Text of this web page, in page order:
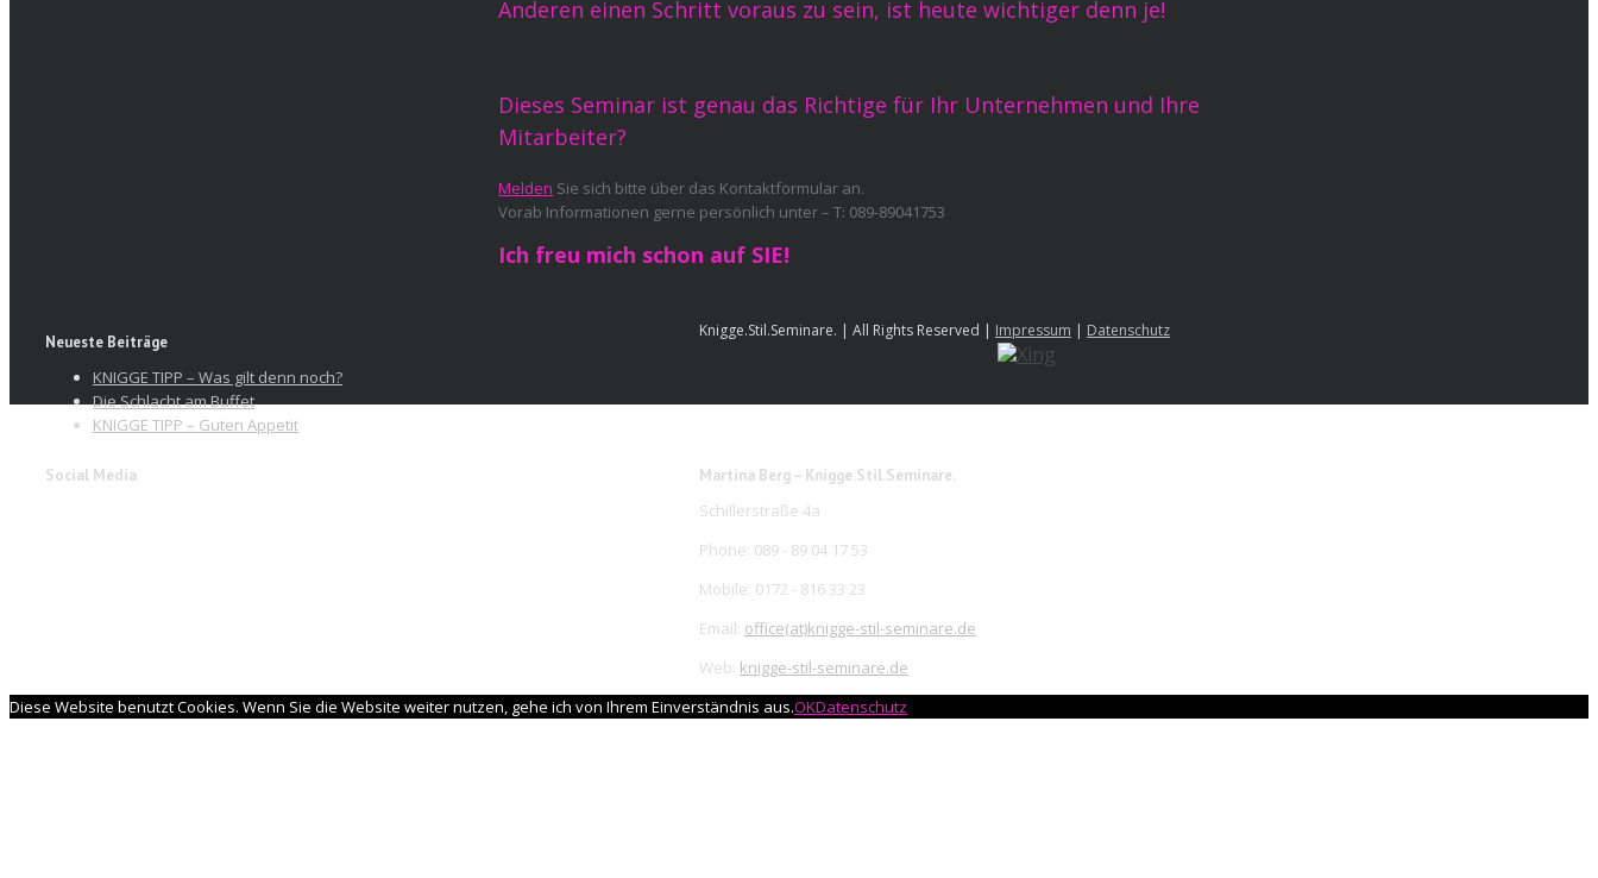
Anderen einen Schritt voraus zu sein, ist heute wichtiger denn je!
Dieses Seminar ist genau das Richtige für Ihr Unternehmen und Ihre
Mitarbeiter?
Melden Sie sich bitte über das Kontaktformular an.
Vorab Informationen gerne persönlich unter – T: 089-89041753
Ich freu mich schon auf SIE!
Neueste Beiträge
KNIGGE TIPP – Was gilt denn noch?
Die Schlacht am Buffet
KNIGGE TIPP – Guten Appetit
Social Media Martina Berg – Knigge.Stil.Seminare.
Schillerstraße 4a
Phone: 089 - 89 04 17 53
Mobile: 0172 - 816 33 23
Email: office(at)knigge-stil-seminare.de
Web: knigge-stil-seminare.de
Knigge.Stil.Seminare. | All Rights Reserved | Impressum | Datenschutz
Diese Website benutzt Cookies. Wenn Sie die Website weiter nutzen, gehe ich von Ihrem Einverständnis aus.OKDatenschutz